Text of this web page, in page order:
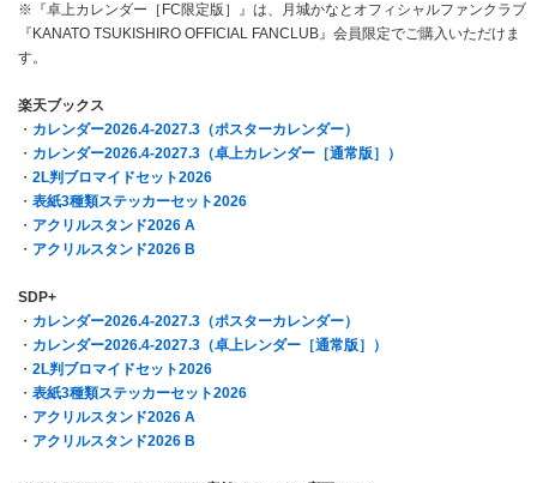
※『卓上カレンダー［FC限定版］』は、月城かなとオフィシャルファンクラブ
『KANATO TSUKISHIRO OFFICIAL FANCLUB』会員限定でご購入いただけま
す。
楽天ブックス
・ カレンダー2026.4-2027.3（ポスターカレンダー）
・ カレンダー2026.4-2027.3（卓上カレンダー［通常版］）
・ 2L判ブロマイドセット2026
・ 表紙3種類ステッカーセット2026
・ アクリルスタンド2026 A
・ アクリルスタンド2026 B
SDP+
・ カレンダー2026.4-2027.3（ポスターカレンダー）
・ カレンダー2026.4-2027.3（卓上レンダー［通常版］）
・ 2L判ブロマイドセット2026
・ 表紙3種類ステッカーセット2026
・ アクリルスタンド2026 A
・ アクリルスタンド2026 B